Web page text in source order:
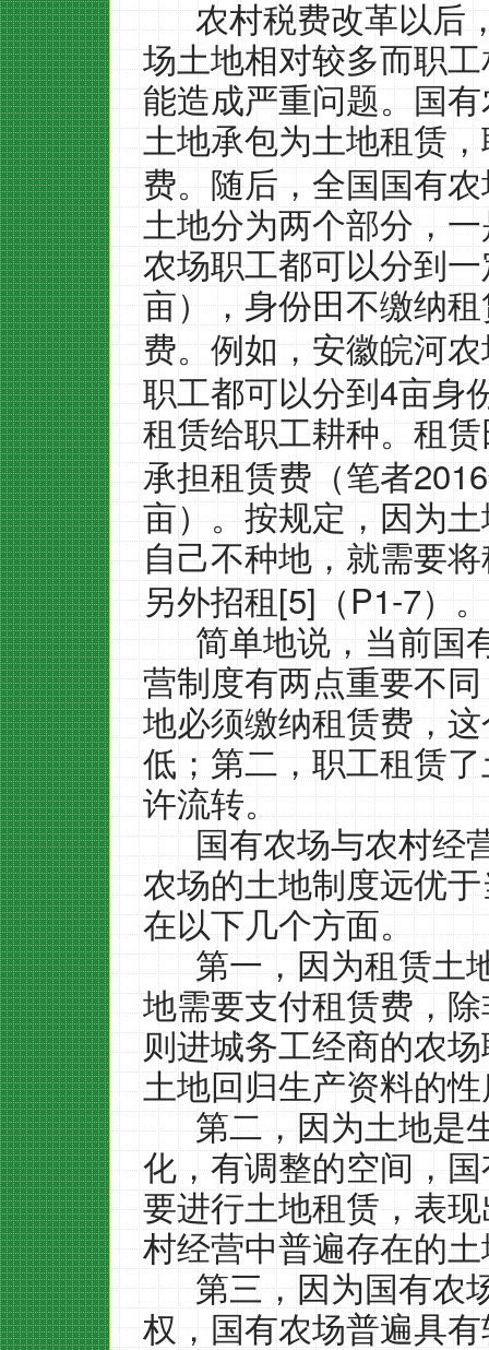
农村税费改革以后
场土地相对较多而职
能造成严重问题。国
土地承包为土地租赁
费。随后，全国国有
土地分为两个部分，
农场职工都可以分到
亩），身份田不缴纳
费。例如，安徽皖河农
职工都可以分到4亩身
租赁给职工耕种。租
承担租赁费（笔者2016
亩）。按规定，因为
自己不种地，就需要
另外招租[5]（P1-7）。
简单地说，当前国
营制度有两点重要不
地必须缴纳租赁费，
低；第二，职工租赁
许流转。
国有农场与农村经
农场的土地制度远优
在以下几个方面。
第一，因为租赁土
地需要支付租赁费，
则进城务工经商的农
土地回归生产资料的
第二，因为土地是
化，有调整的空间，
要进行土地租赁，表
村经营中普遍存在的
第三，因为国有农
权，国有农场普遍具